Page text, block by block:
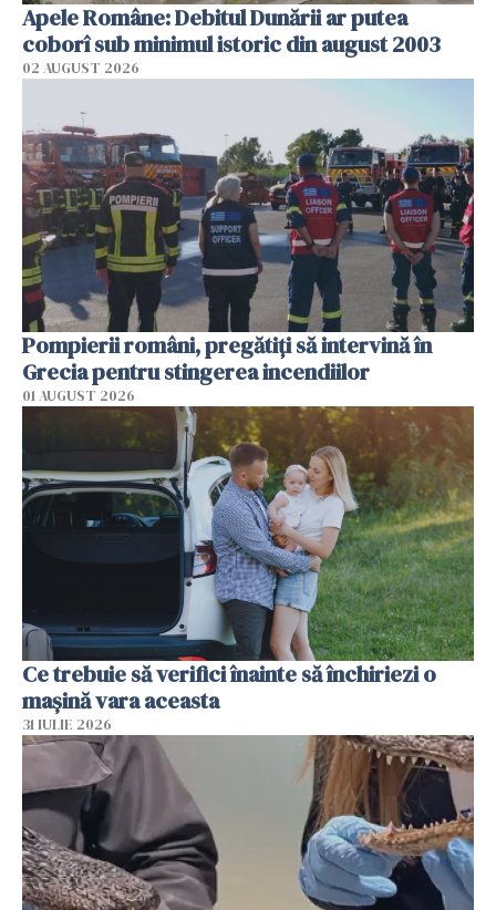
Apele Române: Debitul Dunării ar putea
coborî sub minimul istoric din august 2003
02 AUGUST 2026
Pompierii români, pregătiţi să intervină în
Grecia pentru stingerea incendiilor
01 AUGUST 2026
Ce trebuie să verifici înainte să închiriezi o
mașină vara aceasta
31 IULIE 2026